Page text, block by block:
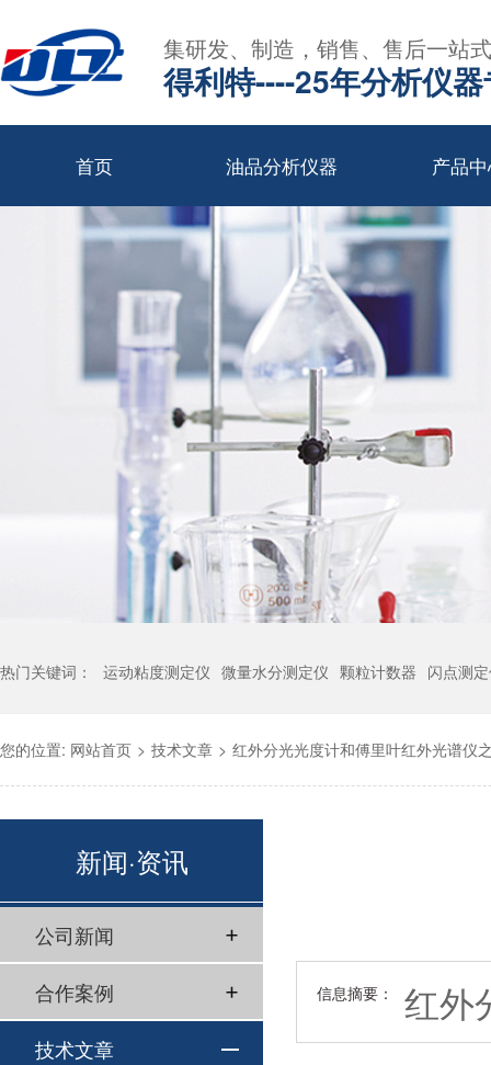
集研发、制造，销售、售后一站
得利特----25年分析仪
首页 油品分析仪器 产品
热门关键词： 运动粘度测定仪 微量水分测定仪 颗粒计数器 闪点测
您的位置: 网站首页 > 技术文章 > 红外分光光度计和傅里叶红外光谱仪
信息摘要：
红外
新闻·资讯
公司新闻
合作案例
技术文章